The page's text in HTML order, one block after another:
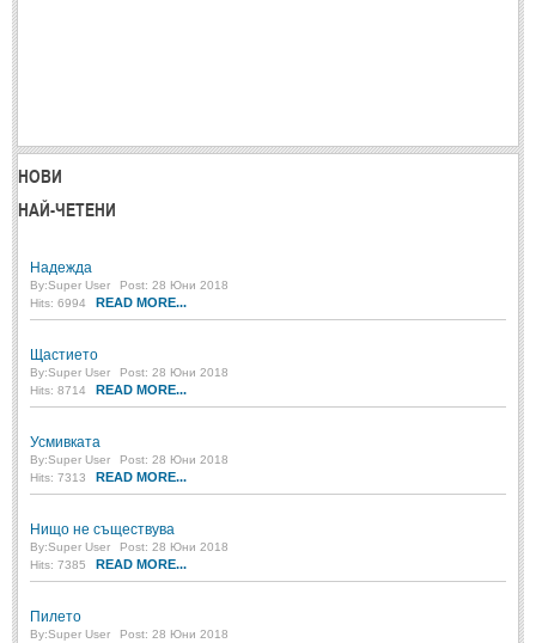
СПОДЕЛЕНО
СПОДЕЛЕНО
Забавно
Любопитно
Отражения
Какво е любовта?
НОВИ
НАЙ-ЧЕТЕНИ
Надежда
By:Super User
Post: 28 Юни 2018
Hits: 6994
READ MORE...
Щастието
By:Super User
Post: 28 Юни 2018
Hits: 8714
READ MORE...
Усмивката
By:Super User
Post: 28 Юни 2018
Hits: 7313
READ MORE...
Нищо не съществува
By:Super User
Post: 28 Юни 2018
Hits: 7385
READ MORE...
Пилето
By:Super User
Post: 28 Юни 2018